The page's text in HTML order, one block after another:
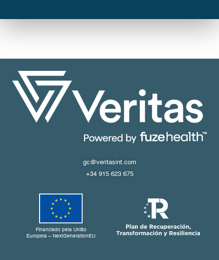
gc@veritasint.com
+34 915 623 675
Financiado pela União
Europeia – NextGenerationEU